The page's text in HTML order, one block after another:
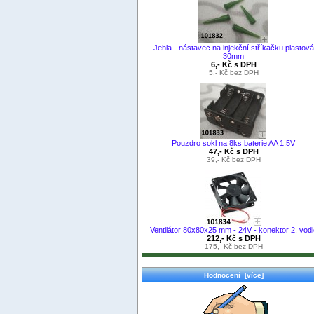
Jehla - nástavec na injekční stříkačku plastová
30mm
6,- Kč s DPH
5,- Kč bez DPH
Pouzdro sokl na 8ks baterie AA 1,5V
47,- Kč s DPH
39,- Kč bez DPH
Ventilátor 80x80x25 mm - 24V - konektor 2.
212,- Kč s DPH
175,- Kč bez DPH
Hodnocení [více]